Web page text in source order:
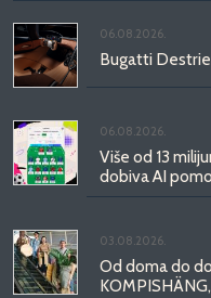
06.08.2026.
Bugatti
06.08.2026.
Više od 13
dobiva AI
03.08.2026.
Od doma do